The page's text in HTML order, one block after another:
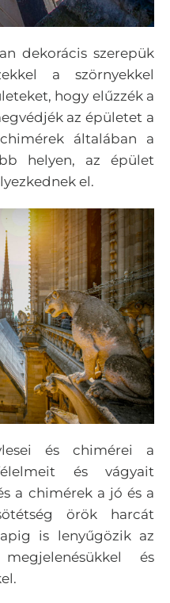
dekorácis szerepük
a szörnyekkel
hogy elűzzék a
az épületet a
általában a
helyen, az épület
el.
és chimérei a
és vágyait
a chimérek a jó és a
örök harcát
is lenyűgözik az
és